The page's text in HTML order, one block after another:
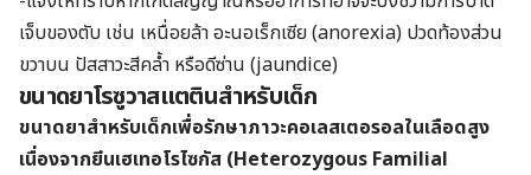
เจ็บของตับ เช่น เหนื่อยล้า อะนอเร็กเซีย (anorexia) ปวดท้องส่วน
ขวาบน ปัสสาวะสีคล้ำ หรือดีซ่าน (jaundice)
ขนาดยาโรซูวาสแตตินสำหรับเด็ก
ขนาดยาสำหรับเด็กเพื่อรักษาภาวะคอเลสเตอรอลในเลือดสูง
เนื่องจากยีนเฮเทอโรไซกัส (Heterozygous Familial